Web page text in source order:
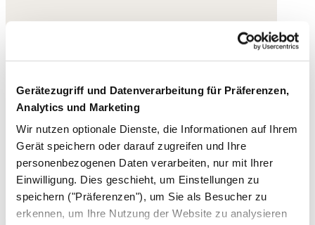
Gerätezugriff und Datenverarbeitung für Präferenzen,
Analytics und Marketing
Wir nutzen optionale Dienste, die Informationen auf Ihrem
Gerät speichern oder darauf zugreifen und Ihre
personenbezogenen Daten verarbeiten, nur mit Ihrer
Einwilligung. Dies geschieht, um Einstellungen zu
speichern ("Präferenzen"), um Sie als Besucher zu
erkennen, um Ihre Nutzung der Website zu analysieren